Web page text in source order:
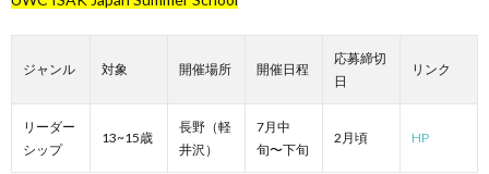
ジャンル 対象 開催場所 開催日程
応募締切
日
リンク
リーダー
シップ
13~15歳
長野（軽
井沢）
7月中
旬〜下旬
2月頃 HP